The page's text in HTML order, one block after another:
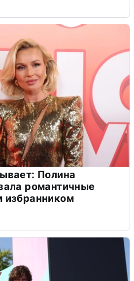
Полина
романтичные
избранником